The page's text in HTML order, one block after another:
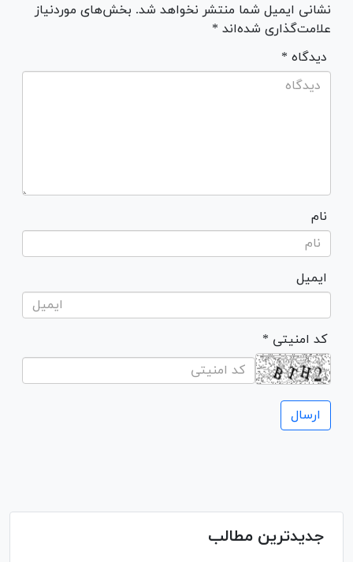
نشانی ایمیل شما منتشر نخواهد شد. بخش‌های موردنیاز
علامت‌گذاری شده‌اند *
* دیدگاه
نام
ایمیل
* کد امنیتی
جدیدترین مطالب